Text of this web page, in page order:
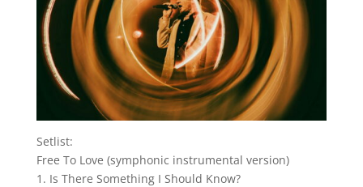
Setlist:
Free To Love (symphonic instrumental version)
1. Is There Something I Should Know?